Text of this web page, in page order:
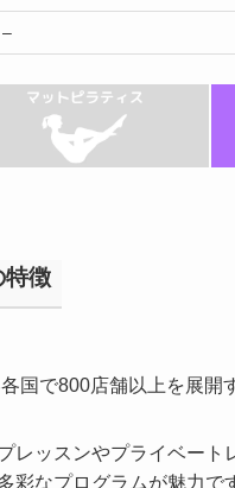
–
徴
国で800店舗以上を展開
レッスンやプライベー
彩なプログラムが魅力で